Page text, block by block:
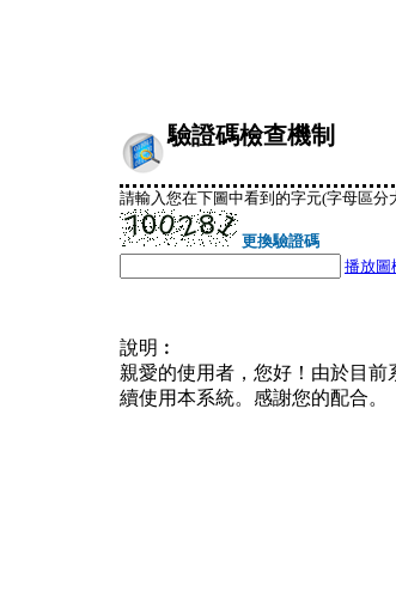
驗證碼檢查機制
請輸入您在下圖中看到的字元(字母區分
更換驗證碼
播放圖
說明︰
親愛的使用者，您好！由於目
續使用本系統。感謝您的配合。